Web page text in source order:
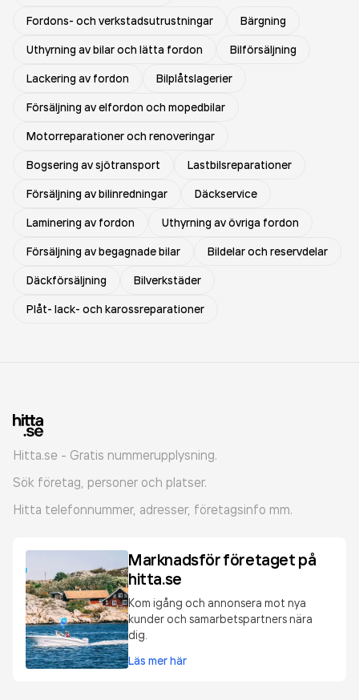
Fordons- och verkstadsutrustningar
Bärgning
Uthyrning av bilar och lätta fordon
Bilförsäljning
Lackering av fordon
Bilplåtslagerier
Försäljning av elfordon och mopedbilar
Motorreparationer och renoveringar
Bogsering av sjötransport
Lastbilsreparationer
Försäljning av bilinredningar
Däckservice
Laminering av fordon
Uthyrning av övriga fordon
Försäljning av begagnade bilar
Bildelar och reservdelar
Däckförsäljning
Bilverkstäder
Plåt- lack- och karossreparationer
Hitta.se - Gratis nummerupplysning.
Sök företag, personer och platser.
Hitta telefonnummer, adresser, företagsinfo mm.
Marknadsför företaget på
hitta.se
Kom igång och annonsera mot nya
kunder och samarbetspartners nära
dig.
Läs mer här